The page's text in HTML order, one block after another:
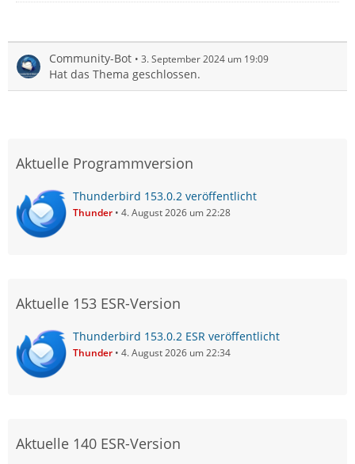
Community-Bot 3. September 2024 um 19:09
Hat das Thema geschlossen.
Aktuelle Programmversion
Thunderbird 153.0.2 veröffentlicht
Thunder 4. August 2026 um 22:28
Aktuelle 153 ESR-Version
Thunderbird 153.0.2 ESR veröffentlicht
Thunder 4. August 2026 um 22:34
Aktuelle 140 ESR-Version